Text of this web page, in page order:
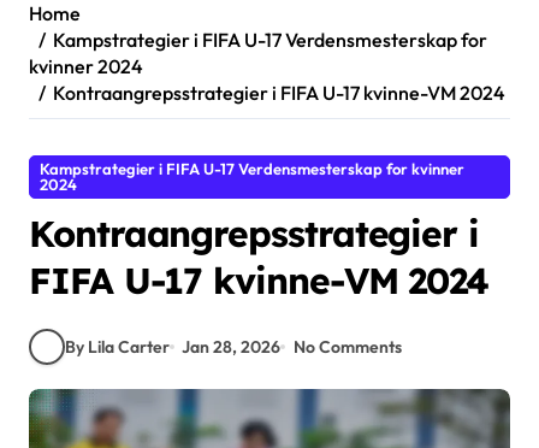
Home
Kampstrategier i FIFA U-17 Verdensmesterskap for
kvinner 2024
Kontraangrepsstrategier i FIFA U-17 kvinne-VM 2024
Kampstrategier i FIFA U-17 Verdensmesterskap for kvinner
2024
Kontraangrepsstrategier i
FIFA U-17 kvinne-VM 2024
By Lila Carter Jan 28, 2026 No Comments